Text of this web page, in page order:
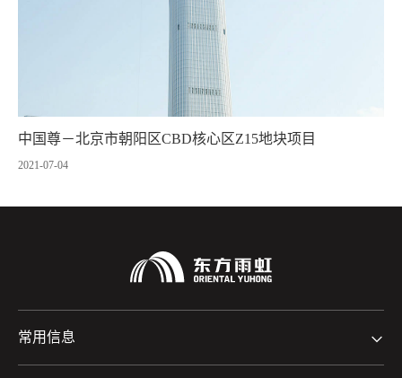
中国尊－北京市朝阳区CBD核心区Z15地块项目
2021-07-04
常用信息